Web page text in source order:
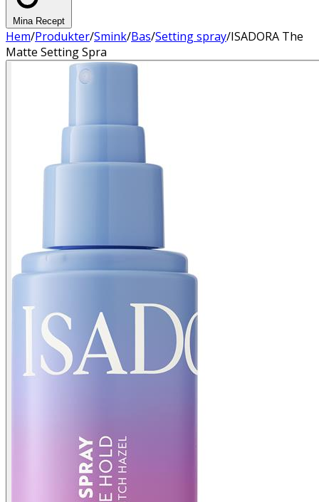
Mina Recept
Hem/Produkter/Smink/Bas/Setting spray/ISADORA The
Matte Setting Spra